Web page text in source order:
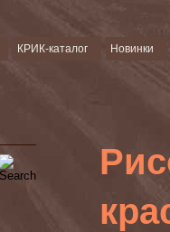
КРИК-каталог Новинки